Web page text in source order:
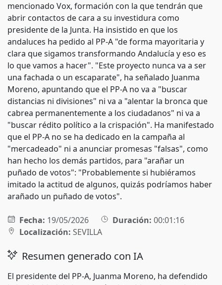
mencionado Vox, formación con la que tendrán que
abrir contactos de cara a su investidura como
presidente de la Junta. Ha insistido en que los
andaluces ha pedido al PP-A "de forma mayoritaria y
clara que sigamos transformando Andalucía y eso es
lo que vamos a hacer". "Este proyecto nunca va a ser
una fachada o un escaparate", ha señalado Juanma
Moreno, apuntando que el PP-A no va a "buscar
distancias ni divisiones" ni va a "alentar la bronca que
cabrea permanentemente a los ciudadanos" ni va a
"buscar rédito político a la crispación". Ha manifestado
que el PP-A no se ha dedicado en la campaña al
"mercadeado" ni a anunciar promesas "falsas", como
han hecho los demás partidos, para "arañar un
puñado de votos": "Probablemente si hubiéramos
imitado la actitud de algunos, quizás podríamos haber
arañado un puñado de votos".
Fecha: 19/05/2026 Duración: 00:01:16
Localización: SEVILLA
Resumen generado con IA
El presidente del PP-A, Juanma Moreno, ha defendido